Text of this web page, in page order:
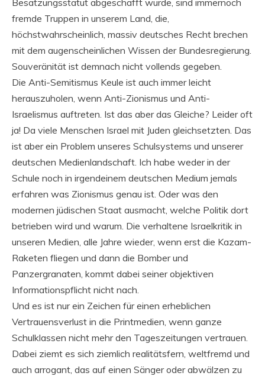
Besatzungsstatut abgeschafft wurde, sind immernoch
fremde Truppen in unserem Land, die,
höchstwahrscheinlich, massiv deutsches Recht brechen
mit dem augenscheinlichen Wissen der Bundesregierung.
Souveränität ist demnach nicht vollends gegeben.
Die Anti-Semitismus Keule ist auch immer leicht
herauszuholen, wenn Anti-Zionismus und Anti-
Israelismus auftreten. Ist das aber das Gleiche? Leider oft
ja! Da viele Menschen Israel mit Juden gleichsetzten. Das
ist aber ein Problem unseres Schulsystems und unserer
deutschen Medienlandschaft. Ich habe weder in der
Schule noch in irgendeinem deutschen Medium jemals
erfahren was Zionismus genau ist. Oder was den
modernen jüdischen Staat ausmacht, welche Politik dort
betrieben wird und warum. Die verhaltene Israelkritik in
unseren Medien, alle Jahre wieder, wenn erst die Kazam-
Raketen fliegen und dann die Bomber und
Panzergranaten, kommt dabei seiner objektiven
Informationspflicht nicht nach.
Und es ist nur ein Zeichen für einen erheblichen
Vertrauensverlust in die Printmedien, wenn ganze
Schulklassen nicht mehr den Tageszeitungen vertrauen.
Dabei ziemt es sich ziemlich realitätsfern, weltfremd und
auch arrogant, das auf einen Sänger oder abwälzen zu